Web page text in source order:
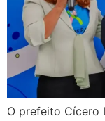
O prefeito Cícero